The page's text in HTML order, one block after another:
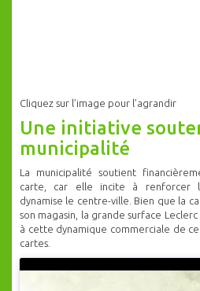
Cliquez sur l’image pour l’agrandir
Une initiative
municipalité
La municipalité soutient
carte, car elle incite à renforcer
dynamise le centre-ville. Bien que la
son magasin, la grande surface Leclerc
à cette dynamique commerciale de
cartes.